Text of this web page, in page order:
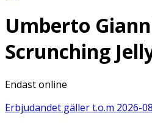
Umberto
Scrunching
Endast online
Erbjudandet gäller t.o.m 2026-